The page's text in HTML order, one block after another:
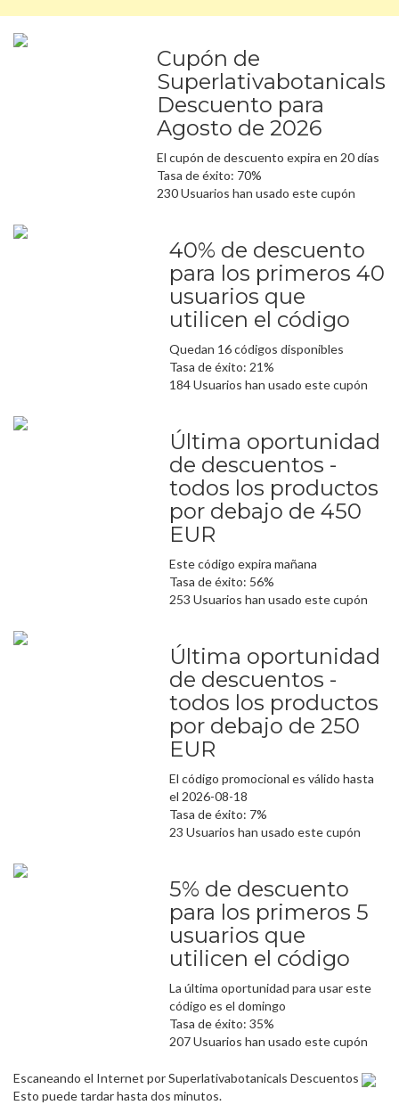
Cupón de
Superlativabotanicals
Descuento para
Agosto de 2026
El cupón de descuento expira en 20 días
Tasa de éxito: 70%
230 Usuarios han usado este cupón
40% de descuento
para los primeros 40
usuarios que
utilicen el código
Quedan 16 códigos disponibles
Tasa de éxito: 21%
184 Usuarios han usado este cupón
Última oportunidad
de descuentos -
todos los productos
por debajo de 450
EUR
Este código expira mañana
Tasa de éxito: 56%
253 Usuarios han usado este cupón
Última oportunidad
de descuentos -
todos los productos
por debajo de 250
EUR
El código promocional es válido hasta
el 2026-08-18
Tasa de éxito: 7%
23 Usuarios han usado este cupón
5% de descuento
para los primeros 5
usuarios que
utilicen el código
La última oportunidad para usar este
código es el domingo
Tasa de éxito: 35%
207 Usuarios han usado este cupón
Escaneando el Internet por Superlativabotanicals Descuentos
Esto puede tardar hasta dos minutos.